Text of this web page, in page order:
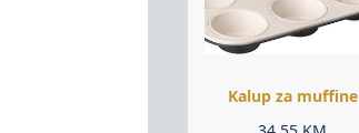
Kalup za muffine